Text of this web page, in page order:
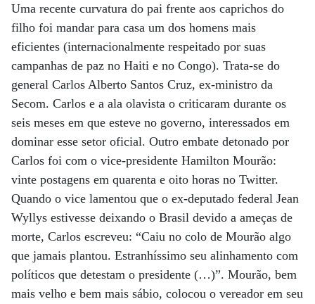
Uma recente curvatura do pai frente aos caprichos do
filho foi mandar para casa um dos homens mais
eficientes (internacionalmente respeitado por suas
campanhas de paz no Haiti e no Congo). Trata-se do
general Carlos Alberto Santos Cruz, ex-ministro da
Secom. Carlos e a ala olavista o criticaram durante os
seis meses em que esteve no governo, interessados em
dominar esse setor oficial. Outro embate detonado por
Carlos foi com o vice-presidente Hamilton Mourão:
vinte postagens em quarenta e oito horas no Twitter.
Quando o vice lamentou que o ex-deputado federal Jean
Wyllys estivesse deixando o Brasil devido a ameças de
morte, Carlos escreveu: “Caiu no colo de Mourão algo
que jamais plantou. Estranhíssimo seu alinhamento com
políticos que detestam o presidente (…)”. Mourão, bem
mais velho e bem mais sábio, colocou o vereador em seu